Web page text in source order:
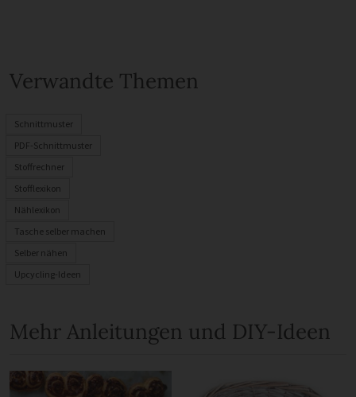
Verwandte Themen
Schnittmuster
PDF-Schnittmuster
Stoffrechner
Stofflexikon
Nählexikon
Tasche selber machen
Selber nähen
Upcycling-Ideen
Mehr Anleitungen und DIY-Ideen